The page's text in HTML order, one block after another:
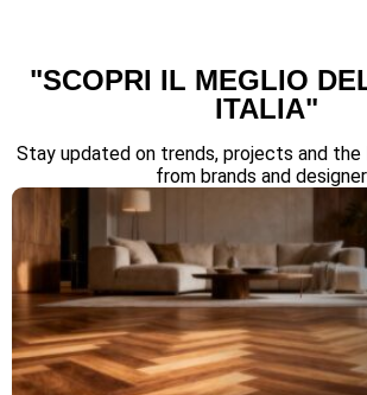
"SCOPRI IL MEGLIO
ITALIA"
Stay updated on trends, projects and
from brands and